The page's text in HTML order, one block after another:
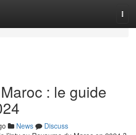
: le guide
News
Discuss